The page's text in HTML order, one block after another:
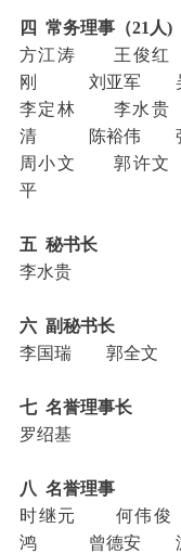
四 常务理事（21人)
方江涛 王
刚 刘亚军
李定林 李水
清 陈裕伟 张
周小文 郭
平
五 秘书长
李水贵
六 副秘书长
李国瑞 郭全文
七 名誉理事长
罗绍基
八 名誉理事
时继元 何
鸿 曾德安 游